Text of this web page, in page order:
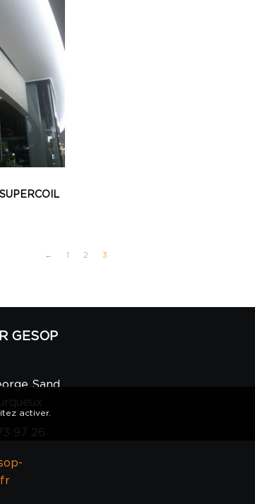
← 2 3
GESOP
Sand
97 26
activer.